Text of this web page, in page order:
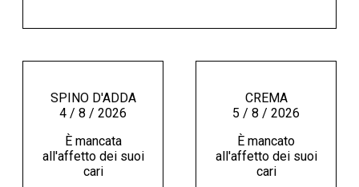
SPINO D'ADDA
4 / 8 / 2026
È mancata
all'affetto dei suoi
cari
CREMA
5 / 8 / 2026
È mancato
all'affetto dei suoi
cari